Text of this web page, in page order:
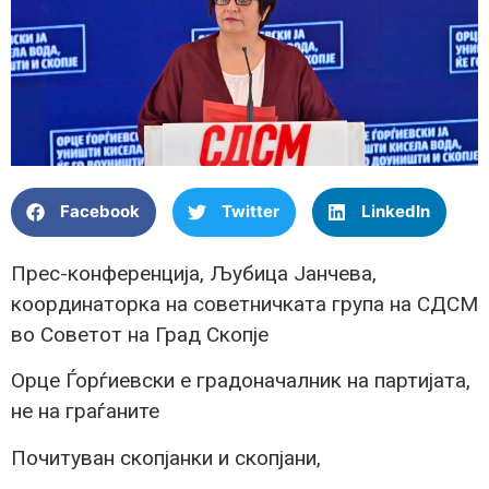
Facebook Twitter LinkedIn
Прес-конференција, Љубица Јанчева,
координаторка на советничката група на СДСМ
во Советот на Град Скопје
Орце Ѓорѓиевски е градоначалник на партијата,
не на граѓаните
Почитуван скопјанки и скопјани,